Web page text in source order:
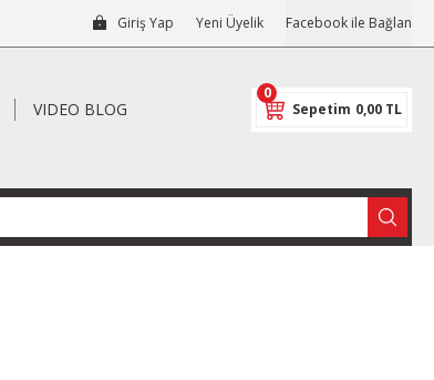
Giriş Yap Yeni Üyelik Facebook ile Bağlan
VIDEO BLOG Sepetim 0,00 TL
0